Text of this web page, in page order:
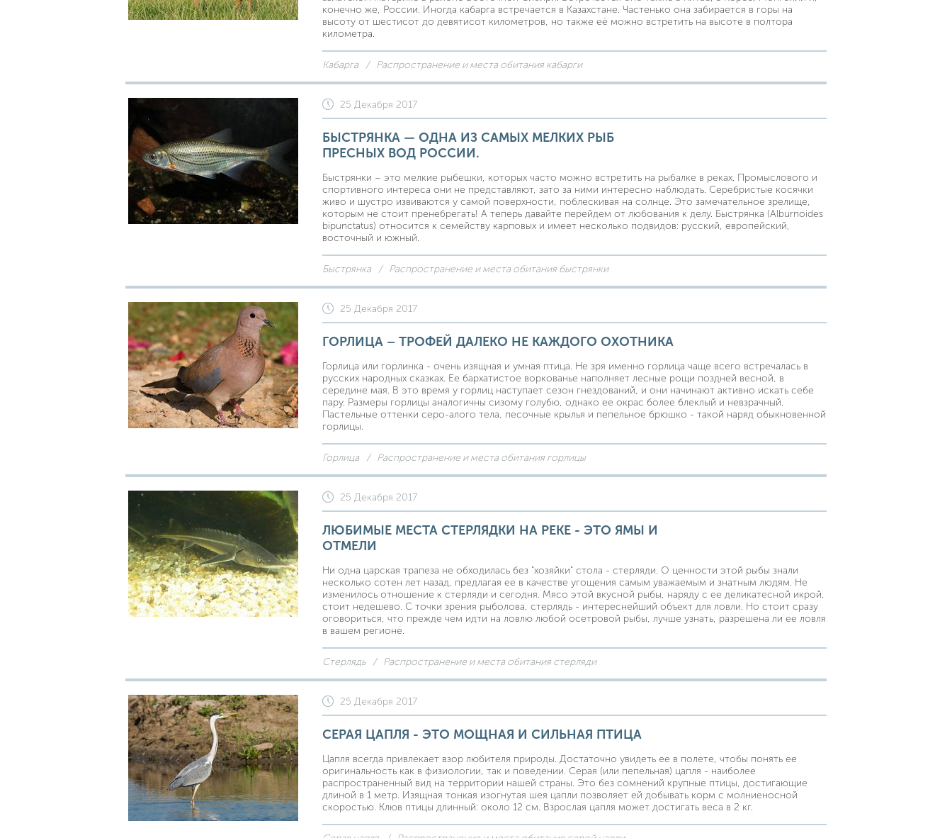
конечно же, России. Иногда кабарга встречается в Казахстане. Частенько она забирается в горы на
высоту от шестисот до девятисот километров, но также её можно встретить на высоте в полтора
километра.
Кабарга Распространение и места обитания кабарги
25 Декабря 2017
БЫСТРЯНКА — ОДНА ИЗ САМЫХ МЕЛКИХ РЫБ
ПРЕСНЫХ ВОД РОССИИ.
Быстрянки – это мелкие рыбешки, которых часто можно встретить на рыбалке в реках. Промыслового и
спортивного интереса они не представляют, зато за ними интересно наблюдать. Серебристые косячки
живо и шустро извиваются у самой поверхности, поблескивая на солнце. Это замечательное зрелище,
которым не стоит пренебрегать! А теперь давайте перейдем от любования к делу. Быстрянка (Alburnoides
bipunctatus) относится к семейству карповых и имеет несколько подвидов: русский, европейский,
восточный и южный.
Быстрянка Распространение и места обитания быстрянки
25 Декабря 2017
ГОРЛИЦА – ТРОФЕЙ ДАЛЕКО НЕ КАЖДОГО ОХОТНИКА
Горлица или горлинка - очень изящная и умная птица. Не зря именно горлица чаще всего встречалась в
русских народных сказках. Ее бархатистое воркованье наполняет лесные рощи поздней весной, в
середине мая. В это время у горлиц наступает сезон гнездований, и они начинают активно искать себе
пару. Размеры горлицы аналогичны сизому голубю, однако ее окрас более блеклый и невзрачный.
Пастельные оттенки серо-алого тела, песочные крылья и пепельное брюшко - такой наряд обыкновенной
горлицы.
Горлица Распространение и места обитания горлицы
25 Декабря 2017
ЛЮБИМЫЕ МЕСТА СТЕРЛЯДКИ НА РЕКЕ - ЭТО ЯМЫ И
ОТМЕЛИ
Ни одна царская трапеза не обходилась без "хозяйки" стола - стерляди. О ценности этой рыбы знали
несколько сотен лет назад, предлагая ее в качестве угощения самым уважаемым и знатным людям. Не
изменилось отношение к стерляди и сегодня. Мясо этой вкусной рыбы, наряду с ее деликатесной икрой,
стоит недешево. С точки зрения рыболова, стерлядь - интереснейший объект для ловли. Но стоит сразу
оговориться, что прежде чем идти на ловлю любой осетровой рыбы, лучше узнать, разрешена ли ее ловля
в вашем регионе.
Стерлядь Распространение и места обитания стерляди
25 Декабря 2017
СЕРАЯ ЦАПЛЯ - ЭТО МОЩНАЯ И СИЛЬНАЯ ПТИЦА
Цапля всегда привлекает взор любителя природы. Достаточно увидеть ее в полете, чтобы понять ее
оригинальность как в физиологии, так и поведении. Серая (или пепельная) цапля - наиболее
распространенный вид на территории нашей страны. Это без сомнений крупные птицы, достигающие
длиной в 1 метр. Изящная тонкая изогнутая шея цапли позволяет ей добывать корм с молниеносной
скоростью. Клюв птицы длинный: около 12 см. Взрослая цапля может достигать веса в 2 кг.